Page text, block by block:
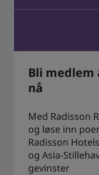
Bli medlem
nå
Med Radisson
og løse inn
Radisson
og Asia-
gevinster